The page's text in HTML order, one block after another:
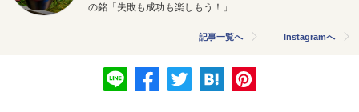
の銘「失敗も成功も楽しもう！」
記事一覧へ Instagramへ